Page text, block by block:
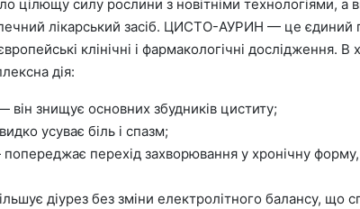
силу рослини з новітніми технологіями, а
лікарський засіб. ЦИСТО-АУРИН — це
клінічні і фармакологічні дослідження.
дія:
він знищує основних збудників циститу;
усуває біль і спазм;
перехід захворювання у хронічну форму,
діурез без зміни електролітного балансу, що